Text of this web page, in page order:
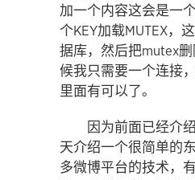
加一个内容这会是一
个KEY加载MUTEX，
据库，然后把mutex
候我只需要一个连接
里面有可以了。
因为前面已经介绍
天介绍一个很简单的
多微博平台的技术，